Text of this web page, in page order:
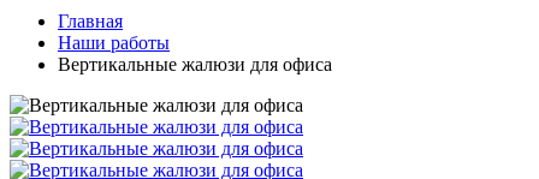
Главная
Наши работы
Вертикальные жалюзи для офиса